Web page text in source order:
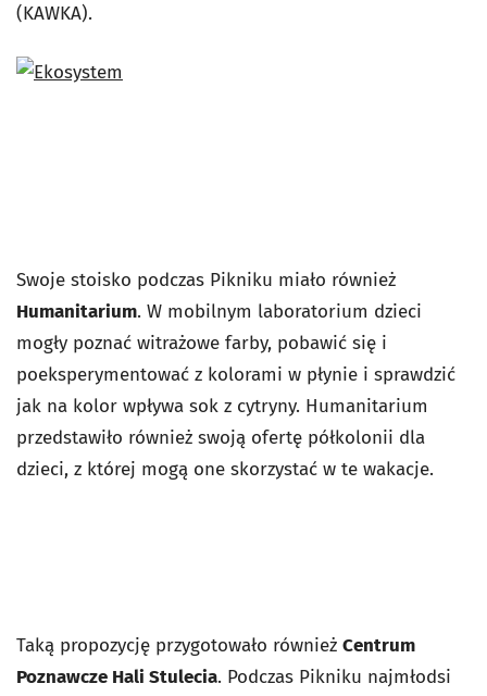
(KAWKA).
Swoje stoisko podczas Pikniku miało również
Humanitarium. W mobilnym laboratorium dzieci
mogły poznać witrażowe farby, pobawić się i
poeksperymentować z kolorami w płynie i sprawdzić
jak na kolor wpływa sok z cytryny. Humanitarium
przedstawiło również swoją ofertę półkolonii dla
dzieci, z której mogą one skorzystać w te wakacje.
Taką propozycję przygotowało również Centrum
Poznawcze Hali Stulecia. Podczas Pikniku najmłodsi